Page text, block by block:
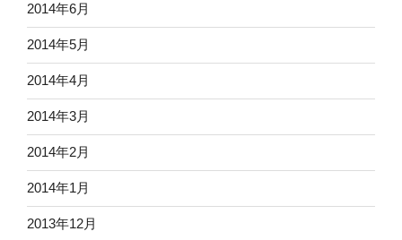
2014年6月
2014年5月
2014年4月
2014年3月
2014年2月
2014年1月
2013年12月